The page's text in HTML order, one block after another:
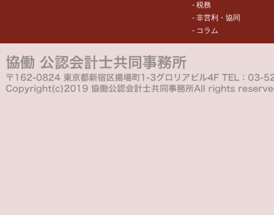
- 税務
- 非営利・協同
- コラム